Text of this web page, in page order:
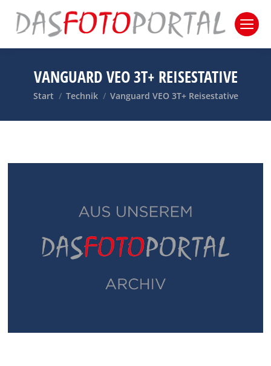
VANGUARD VEO 3T+ REISESTATIVE
Sie befinden sich hier:
Start Technik Vanguard VEO 3T+ Reisestative